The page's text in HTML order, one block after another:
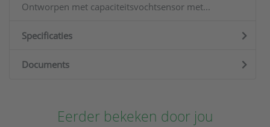
Ontworpen met capaciteitsvochtsensor met...
Specificaties
Documents
Eerder bekeken door jou